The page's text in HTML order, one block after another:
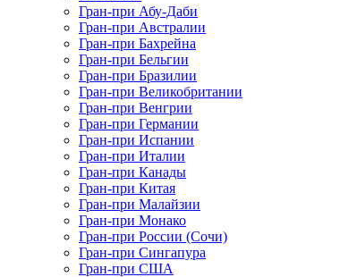
Гран-при Абу-Даби
Гран-при Австралии
Гран-при Бахрейна
Гран-при Бельгии
Гран-при Бразилии
Гран-при Великобритании
Гран-при Венгрии
Гран-при Германии
Гран-при Испании
Гран-при Италии
Гран-при Канады
Гран-при Китая
Гран-при Малайзии
Гран-при Монако
Гран-при России (Сочи)
Гран-при Сингапура
Гран-при США